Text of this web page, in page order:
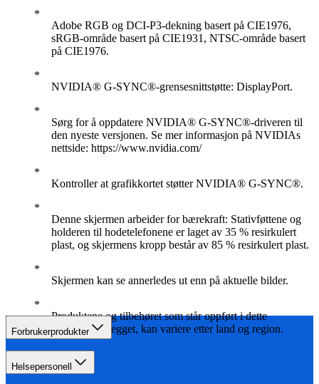
Adobe RGB og DCI-P3-dekning basert på CIE1976,
sRGB-område basert på CIE1931, NTSC-område basert
på CIE1976.
NVIDIA® G-SYNC®-grensesnittstøtte: DisplayPort.
Sørg for å oppdatere NVIDIA® G-SYNC®-driveren til
den nyeste versjonen. Se mer informasjon på NVIDIAs
nettside: https://www.nvidia.com/
Kontroller at grafikkortet støtter NVIDIA® G-SYNC®.
Denne skjermen arbeider for bærekraft: Stativføttene og
holderen til hodetelefonene er laget av 35 % resirkulert
plast, og skjermens kropp består av 85 % resirkulert plast.
Skjermen kan se annerledes ut enn på aktuelle bilder.
Produktene og tilbehøret som står oppført i dette
pakningsvedlegget, kan variere etter land og region.
Forbrukerprodukter
Helsepersonell